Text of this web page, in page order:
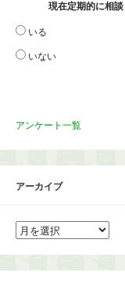
現在定期的に相
いる
いない
アンケート一覧
アーカイブ
ア
ー
イ